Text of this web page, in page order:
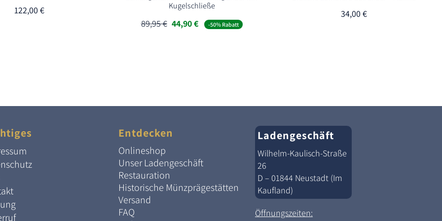
122,00 €
Kugelschließe
89,95€ Ursprünglicher
Preis
44,90€Aktueller
Preis
-50% Rabatt
34,00€
Entdecken
Onlineshop
Unser Ladengeschäft
Restauration
Historische Münzprägestätten
Versand
FAQ
Ladengeschäft
Wilhelm-Kaulisch-Straße
26
D – 01844 Neustadt (Im
Kaufland)
Öffnungszeiten: